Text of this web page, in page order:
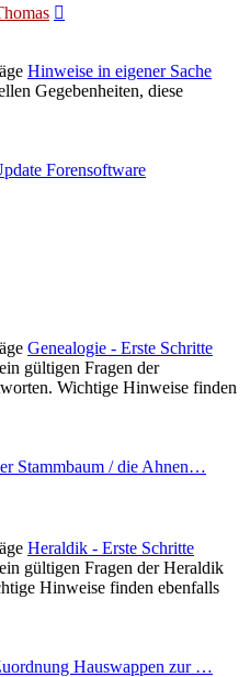
Hinweise in eigener Sache
Gegebenheiten, diese
Forensoftware
Genealogie - Erste Schritte
gültigen Fragen der
Wichtige Hinweise finden
Stammbaum / die Ahnen…
Heraldik - Erste Schritte
gültigen Fragen der Heraldik
Hinweise finden ebenfalls
Hauswappen zur …